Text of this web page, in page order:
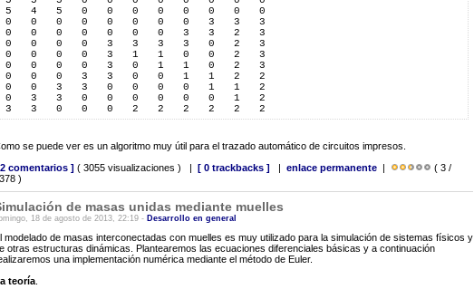
5   4   5   0   0   0   0   0   0   0   0
0   0   0   0   0   0   0   0   3   3   3
0   0   0   0   0   0   0   3   3   2   3
0   0   0   0   3   3   3   3   0   2   3
0   0   0   0   3   1   1   0   0   2   3
0   0   0   0   3   0   1   1   0   2   3
0   0   0   3   3   0   0   1   1   2   2
0   0   3   3   0   0   0   0   1   1   2
0   3   3   0   0   0   0   0   0   1   2
3   3   0   0   0   2   2   2   2   2   2
se puede ver es un algoritmo muy útil para el trazado automático de circuitos impresos.
comentarios ] ( 3055 visualizaciones ) | [ 0 trackbacks ] | enlace permanente|
( 3 /
)
de masas unidas mediante muelles
18 de agosto de 2013, 22:19 - Desarrollo en general
modelado de masas interconectadas con muelles es muy utilizado para la simulación de sistemas físicos y
otras estructuras dinámicas. Plantearemos las ecuaciones diferenciales básicas y a continuación
una implementación numérica mediante el método de Euler.
teoría.